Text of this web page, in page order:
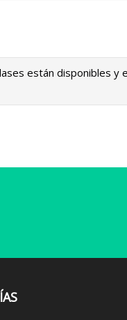
están disponibles y